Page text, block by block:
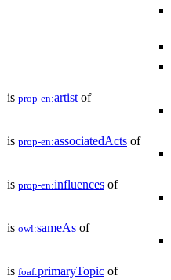
is prop-en:artistof
is prop-en:associatedActs of
is prop-en:influences of
is owl:sameAs of
is foaf:primaryTopic of